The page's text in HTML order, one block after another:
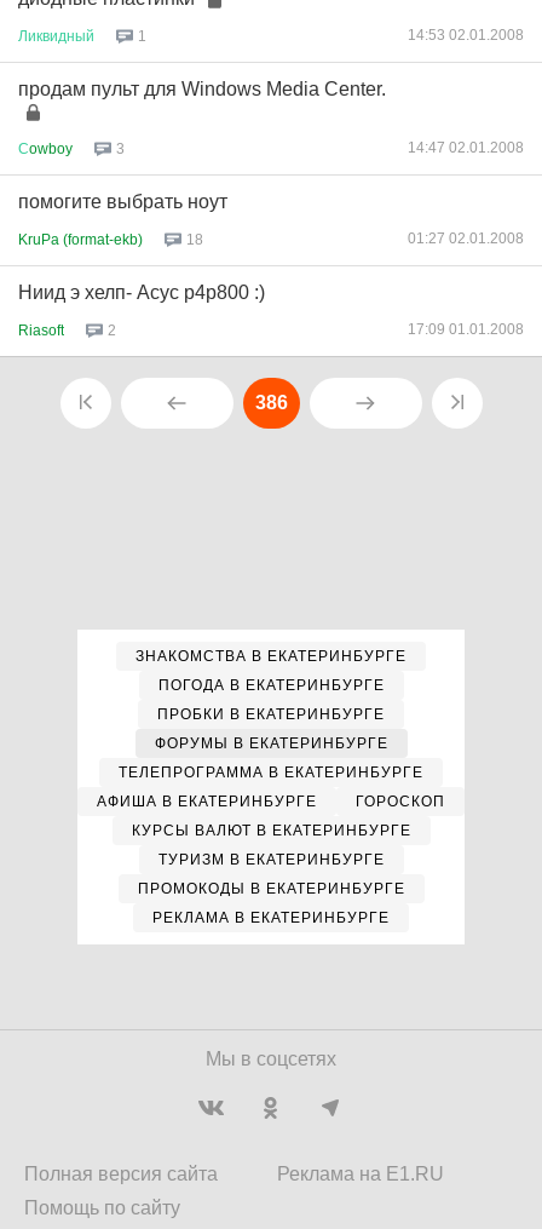
Ликвидный 1 14:53 02.01.2008
продам пульт для Windows Media Center.
Сowboy 3 14:47 02.01.2008
помогите выбрать ноут
KruPa (format-ekb) 18 01:27 02.01.2008
Ниид э хелп- Асус p4p800 :)
Riasoft 2 17:09 01.01.2008
386
ЗНАКОМСТВА В ЕКАТЕРИНБУРГЕ
ПОГОДА В ЕКАТЕРИНБУРГЕ
ПРОБКИ В ЕКАТЕРИНБУРГЕ
ФОРУМЫ В ЕКАТЕРИНБУРГЕ
ТЕЛЕПРОГРАММА В ЕКАТЕРИНБУРГЕ
АФИША В ЕКАТЕРИНБУРГЕ
ГОРОСКОП
КУРСЫ ВАЛЮТ В ЕКАТЕРИНБУРГЕ
ТУРИЗМ В ЕКАТЕРИНБУРГЕ
ПРОМОКОДЫ В ЕКАТЕРИНБУРГЕ
РЕКЛАМА В ЕКАТЕРИНБУРГЕ
Мы в соцсетях
Полная версия сайта
Помощь по сайту
Реклама на E1.RU